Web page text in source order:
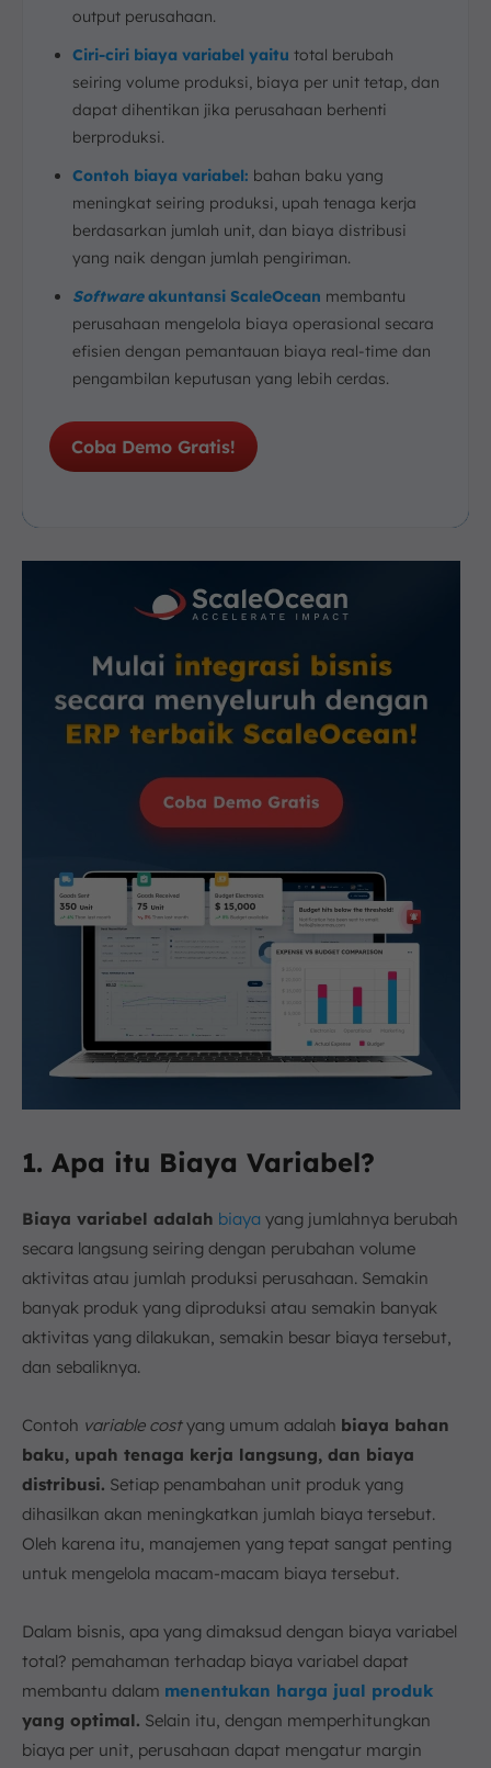
output perusahaan.
Ciri-ciri biaya variabel yaitu total berubah
seiring volume produksi, biaya per unit tetap, dan
dapat dihentikan jika perusahaan berhenti
berproduksi.
Contoh biaya variabel: bahan baku yang
meningkat seiring produksi, upah tenaga kerja
berdasarkan jumlah unit, dan biaya distribusi
yang naik dengan jumlah pengiriman.
Softwareakuntansi ScaleOcean membantu
perusahaan mengelola biaya operasional secara
efisien dengan pemantauan biaya real-time dan
pengambilan keputusan yang lebih cerdas.
Coba Demo Gratis!
1. Apa itu Biaya Variabel?
Biaya variabel adalah biaya yang jumlahnya berubah
secara langsung seiring dengan perubahan volume
aktivitas atau jumlah produksi perusahaan. Semakin
banyak produk yang diproduksi atau semakin banyak
aktivitas yang dilakukan, semakin besar biaya tersebut,
dan sebaliknya.
Contoh variable costyang umum adalah biaya bahan
baku, upah tenaga kerja langsung, dan biaya
distribusi. Setiap penambahan unit produk yang
dihasilkan akan meningkatkan jumlah biaya tersebut.
Oleh karena itu, manajemen yang tepat sangat penting
untuk mengelola macam-macam biaya tersebut.
Dalam bisnis, apa yang dimaksud dengan biaya variabel
total? pemahaman terhadap biaya variabel dapat
membantu dalam menentukan harga jual produk
yang optimal. Selain itu, dengan memperhitungkan
biaya per unit, perusahaan dapat mengatur margin